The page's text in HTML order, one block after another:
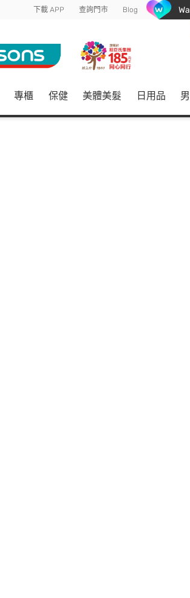
下載 APP 查詢門市 Blog
專櫃 保健 美體美髮 日用品